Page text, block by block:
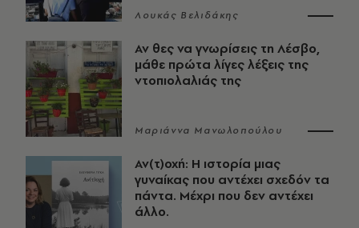
Λουκάς Βελιδάκης
Αν θες να γνωρίσεις τη Λέσβο,
μάθε πρώτα λίγες λέξεις της
ντοπιολαλιάς της
Μαριάννα Μανωλοπούλου
Αν(τ)οχή: Η ιστορία μιας
γυναίκας που αντέχει σχεδόν τα
πάντα. Μέχρι που δεν αντέχει
άλλο.